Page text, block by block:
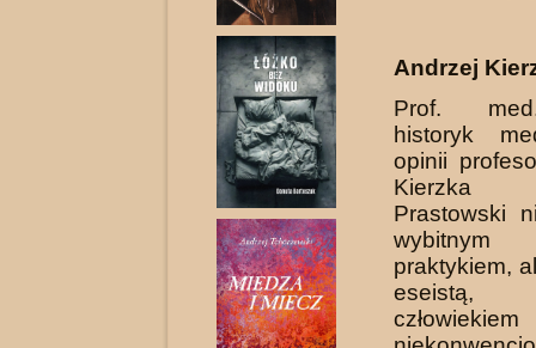
Andrzej
Prof.
historyk
opinii
Kierzka
Prastowski
wybitnym
prakty­kiem,
eseistą,
człowiekiem